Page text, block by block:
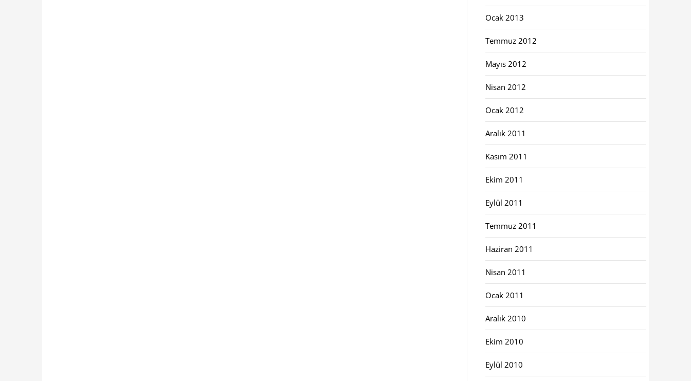
Ocak 2013
Temmuz 2012
Mayıs 2012
Nisan 2012
Ocak 2012
Aralık 2011
Kasım 2011
Ekim 2011
Eylül 2011
Temmuz 2011
Haziran 2011
Nisan 2011
Ocak 2011
Aralık 2010
Ekim 2010
Eylül 2010